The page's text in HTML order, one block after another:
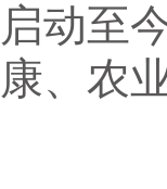
启动至
康、农